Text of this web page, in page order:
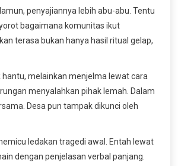
penyajiannya lebih abu-abu. Tentu
bagaimana komunitas ikut
terasa bukan hanya hasil ritual gelap,
hantu, melainkan menjelma lewat cara
menyalahkan pihak lemah. Dalam
Desa pun tampak dikunci oleh
ledakan tragedi awal. Entah lewat
dengan penjelasan verbal panjang.